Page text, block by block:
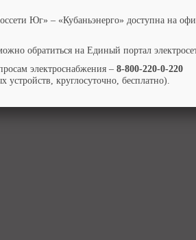
Юг» – «Кубаньэнерго» доступна на
обратиться на Единый портал
электроснабжения – 8-800-220-0-220
устройств, круглосуточно, бесплатно).